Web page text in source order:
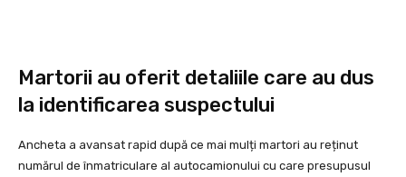
Martorii au oferit detaliile care au dus
la identificarea suspectului
Ancheta a avansat rapid după ce mai mulți martori au reținut
numărul de înmatriculare al autocamionului cu care presupusul